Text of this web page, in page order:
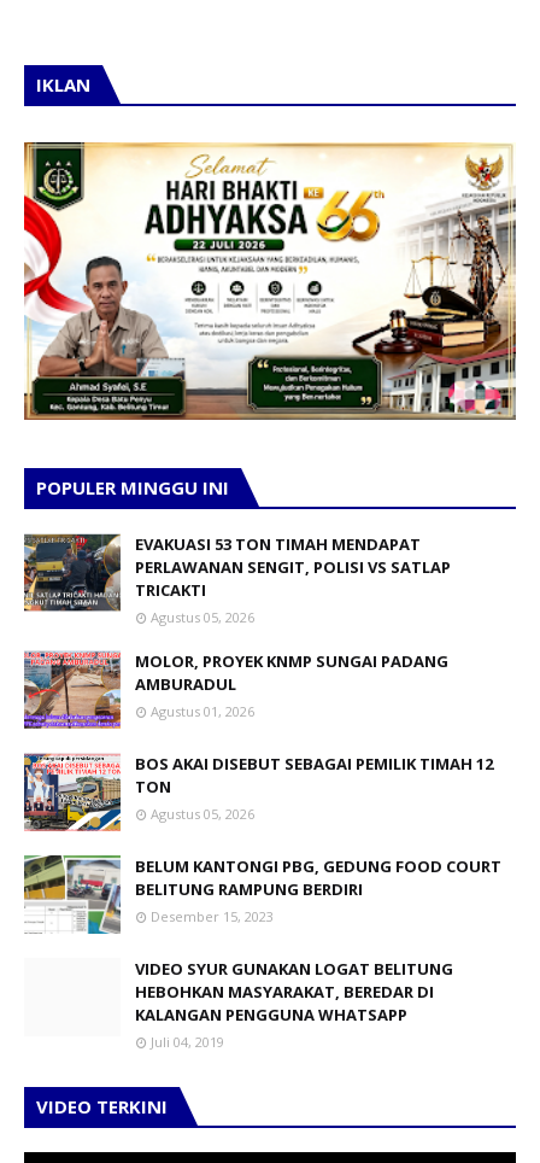
IKLAN
POPULER MINGGU INI
EVAKUASI 53 TON TIMAH MENDAPAT
PERLAWANAN SENGIT, POLISI VS SATLAP
TRICAKTI
Agustus 05, 2026
MOLOR, PROYEK KNMP SUNGAI PADANG
AMBURADUL
Agustus 01, 2026
BOS AKAI DISEBUT SEBAGAI PEMILIK TIMAH 12
TON
Agustus 05, 2026
BELUM KANTONGI PBG, GEDUNG FOOD COURT
BELITUNG RAMPUNG BERDIRI
Desember 15, 2023
VIDEO SYUR GUNAKAN LOGAT BELITUNG
HEBOHKAN MASYARAKAT, BEREDAR DI
KALANGAN PENGGUNA WHATSAPP
Juli 04, 2019
VIDEO TERKINI